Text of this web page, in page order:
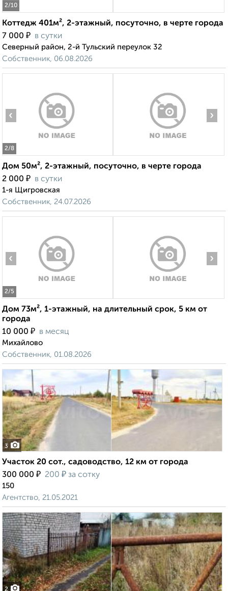
2/10
Коттедж 401м², 2-этажный, посуточно, в черте города
7 000 ₽ в сутки
Северный район, 2-й Тульский переулок 32
Собственник, 06.08.2026
2/8
‹ ›
Дом 50м², 2-этажный, посуточно, в черте города
2 000 ₽ в сутки
1-я Щигровская
Собственник, 24.07.2026
2/5
‹ ›
Дом 73м², 1-этажный, на длительный срок, 5 км от
города
10 000 ₽ в месяц
Михайлово
Собственник, 01.08.2026
3
Участок 20 сот., садоводство, 12 км от города
300 000 ₽ 200 ₽ за сотку
150
Агентство, 21.05.2021
2